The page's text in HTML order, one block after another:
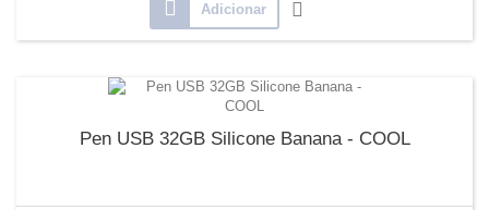
Adicionar
Pen USB 32GB Silicone Banana - COOL